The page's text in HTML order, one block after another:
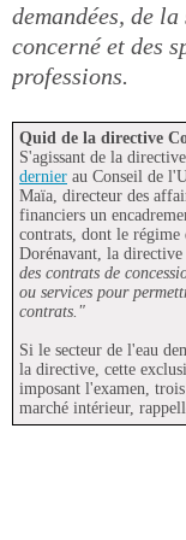
demandées, de
concerné et des
professions.
Quid de la directive
S'agissant de la
dernier au Conseil de
Maïa, directeur des
financiers un
contrats, dont le régime
Dorénavant, la directive
des contrats de
ou services pour
contrats."
Si le secteur de l'eau
la directive, cette
imposant l'examen,
marché intérieur,